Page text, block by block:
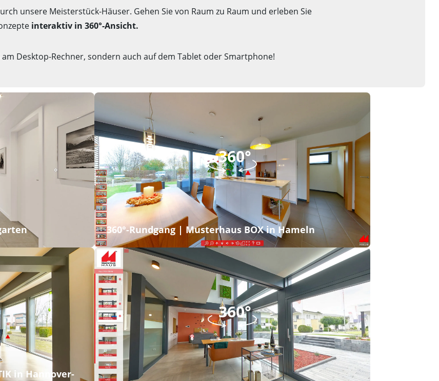
unsere Meisterstück-Häuser. Gehen Sie von Raum zu Raum und erleben Sie
interaktiv in 360°-Ansicht.
Desktop-Rechner, sondern auch auf dem Tablet oder Smartphone!
360°
360°